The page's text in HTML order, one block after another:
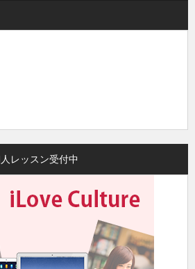
レッスン受付中